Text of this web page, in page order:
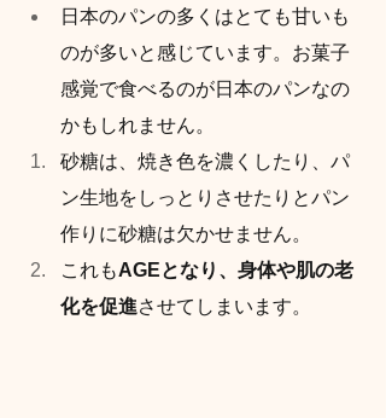
日本のパンの多くはとても甘いも
のが多いと感じています。お菓子
感覚で食べるのが日本のパンなの
かもしれません。
砂糖は、焼き色を濃くしたり、パ
ン生地をしっとりさせたりとパン
作りに砂糖は欠かせません。
これもAGEとなり、身体や肌の老
化を促進させてしまいます。